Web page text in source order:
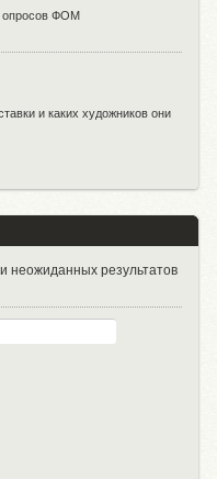
опросов ФОМ
и каких художников они
неожиданных результатов